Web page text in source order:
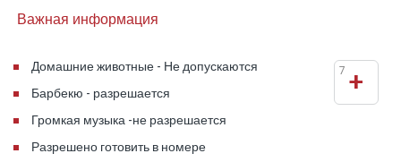
Важная информация
Домашние животные - Не допускаются
Барбекю - разрешается
Громкая музыка -не разрешается
Разрешено готовить в номере
+
7